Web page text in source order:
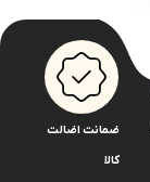
ضمانت اضالت
کالا